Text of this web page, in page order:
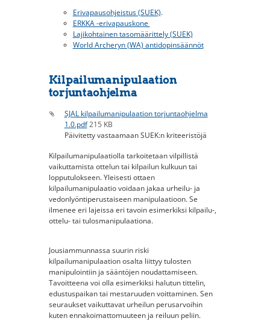
Erivapausohjeistus (SUEK).
ERKKA -erivapauskone
Lajikohtainen tasomäärittely (SUEK)
World Archeryn (WA) antidopinsäännöt
Kilpailumanipulaation
torjuntaohjelma
SJAL kilpailumanipulaation torjuntaohjelma
1.0.pdf 215 KB
Päivitetty vastaamaan SUEK:n kriteeristöjä
Kilpailumanipulaatiolla tarkoitetaan vilpillistä
vaikuttamista ottelun tai kilpailun kulkuun tai
lopputulokseen. Yleisesti ottaen
kilpailumanipulaatio voidaan jakaa urheilu- ja
vedonlyöntiperustaiseen manipulaatioon. Se
ilmenee eri lajeissa eri tavoin esimerkiksi kilpailu-,
ottelu- tai tulosmanipulaationa.
Jousiammunnassa suurin riski
kilpailumanipulaation osalta liittyy tulosten
manipulointiin ja sääntöjen noudattamiseen.
Tavoitteena voi olla esimerkiksi halutun tittelin,
edustuspaikan tai mestaruuden voittaminen. Sen
seuraukset vaikuttavat urheilun perusarvoihin
kuten ennakoimattomuuteen ja reiluun peliin.